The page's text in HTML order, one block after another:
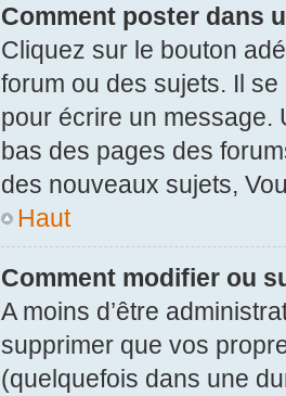
Comment poster dans
Cliquez sur le bouton
forum ou des sujets. Il
pour écrire un message.
bas des pages des
des nouveaux sujets,
Haut
Comment modifier ou
A moins d’être
supprimer que vos
(quelquefois dans une